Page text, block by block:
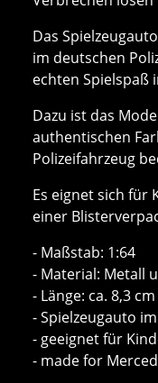
Das
im deutschen
echten Spielspaß
Dazu ist das
authentischen
Polizeifahrzeug
Es eignet sich für
einer
- Maßstab: 1:64
- Material: Metall
- Länge: ca. 8,3 cm
- Spielzeugauto
- geeignet für
- made for